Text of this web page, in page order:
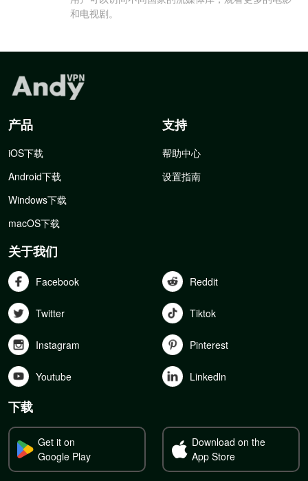
和电视剧。
产品
iOS下载
Android下载
Windows下载
macOS下载
支持
帮助中心
设置指南
关于我们
Facebook Reddit
Twitter Tiktok
Instagram Pinterest
Youtube Linkedln
下载
Get it on
Google Play
Download on the
App Store